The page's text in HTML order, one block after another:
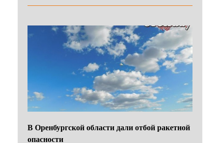
В Оренбургской области дали отбой ракетной
опасности